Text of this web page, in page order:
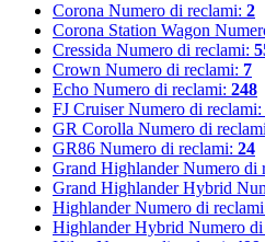
Corona Numero di reclami: 2
Corona Station Wagon
Cressida Numero di reclami:
Crown Numero di reclami: 7
Echo Numero di reclami: 248
FJ Cruiser Numero di reclami:
GR Corolla Numero di
GR86 Numero di reclami: 24
Grand Highlander Numero di
Grand Highlander Hybrid
Highlander Numero di
Highlander Hybrid Numero